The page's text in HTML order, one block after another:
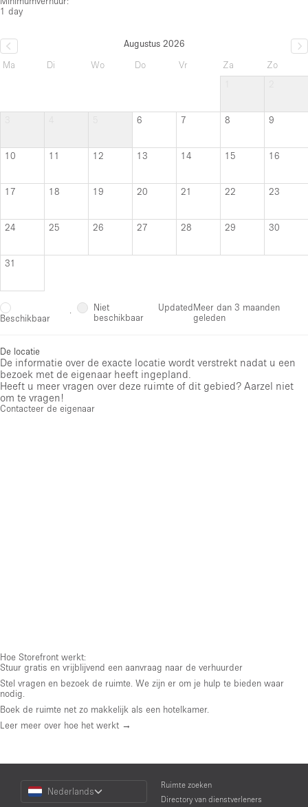
1 day
Augustus 2026
Ma
Di Wo Do Vr Za
Zo
6 7 8 9
10 11 12 13 14 15 16
17 18 19 20 21 22 23
24 25 26 27 28 29 30
31
Beschikbaar ·
Niet
beschikbaar
UpdatedMeer dan 3 maanden
geleden
De locatie
De informatie over de exacte locatie wordt verstrekt nadat u een
bezoek met de eigenaar heeft ingepland.
Heeft u meer vragen over deze ruimte of dit gebied? Aarzel niet
om te vragen!
Contacteer de eigenaar
Hoe Storefront werkt:
Stuur gratis en vrijblijvend een aanvraag naar de verhuurder
Stel vragen en bezoek de ruimte. We zijn er om je hulp te bieden waar
nodig.
Boek de ruimte net zo makkelijk als een hotelkamer.
Leer meer over hoe het werkt →
Choose
Language
Nederlands
Ruimte zoeken
Directory van dienstverleners